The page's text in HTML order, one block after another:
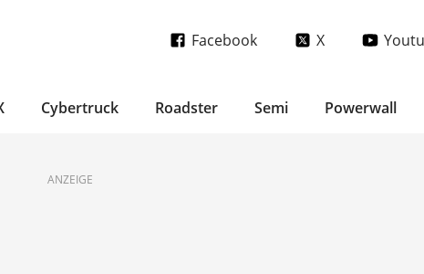
Facebook X
Cybertruck Roadster Semi Powerwall
ANZEIGE